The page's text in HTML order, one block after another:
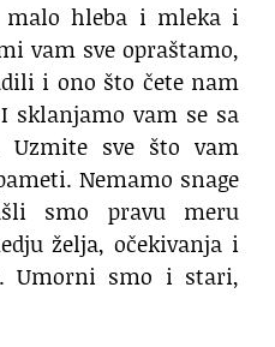
hleba i mleka i
vam sve opraštamo,
i ono što čete nam
sklanjamo vam se sa
Uzmite sve što vam
Nemamo snage
smo pravu meru
želja, očekivanja i
Umorni smo i stari,